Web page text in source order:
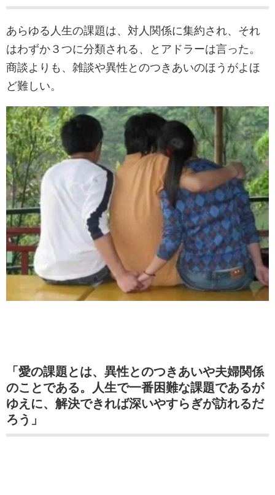
あらゆる人生の課題は、対人関係に集約され、それ
はわずか３つに分類される、とアドラーは言った。
商談よりも、雑談や異性とのつきあいのほうがよほ
ど難しい。
「愛の課題とは、異性とのつきあいや夫婦関係
のことである。人生で一番困難な課題であるが
ゆえに、解決できれば深いやすらぎが訪れるだ
ろう」